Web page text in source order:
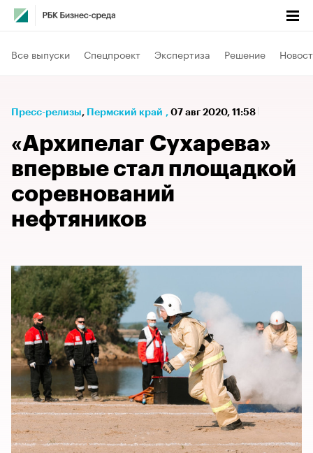
Все выпуски Спецпроект Экспертиза Решение
Пресс-релизы⁠, Пермский край , 07 авг 2020, 11:58
«Архипелаг Сухарева»
впервые стал площадкой
соревнований
нефтяников